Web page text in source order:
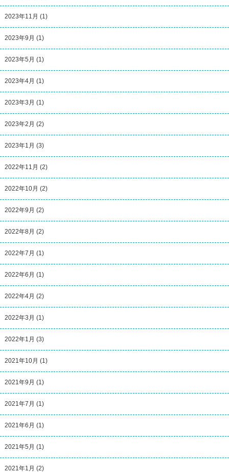
2023年11月 (1)
2023年9月 (1)
2023年5月 (1)
2023年4月 (1)
2023年3月 (1)
2023年2月 (2)
2023年1月 (3)
2022年11月 (2)
2022年10月 (2)
2022年9月 (2)
2022年8月 (2)
2022年7月 (1)
2022年6月 (1)
2022年4月 (2)
2022年3月 (1)
2022年1月 (3)
2021年10月 (1)
2021年9月 (1)
2021年7月 (1)
2021年6月 (1)
2021年5月 (1)
2021年1月 (2)